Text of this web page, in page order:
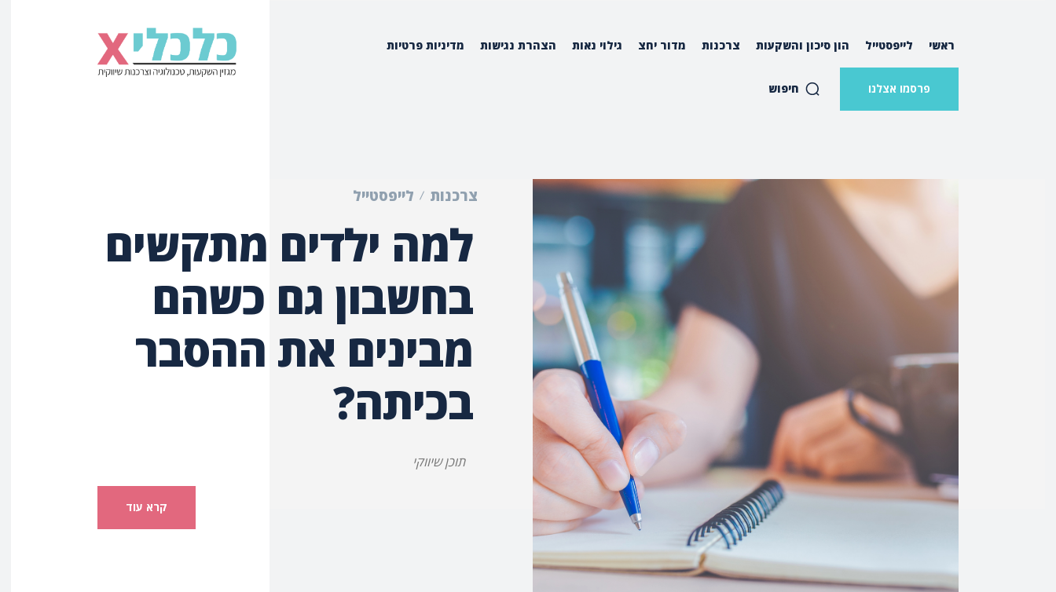
ראשי לייפסטייל הון סיכון והשקעות צרכנות מדור יחצ גילוי נאות הצהרת נגישות מדיניות פרטיות
חיפוש פרסמו אצלנו
לייפסטייל צרכנות
למה ילדים מתקשים
בחשבון גם כשהם
מבינים את ההסבר
בכיתה?
תוכן שיווקי
קרא עוד